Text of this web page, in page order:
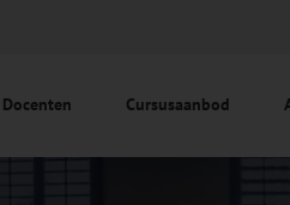
Docenten Cursusaanbod